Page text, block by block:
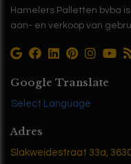
Hamelers Palletten bvba
aan- en verkoop van
Google Translate
Select Language
Adres
Slakweidestraat 33a,